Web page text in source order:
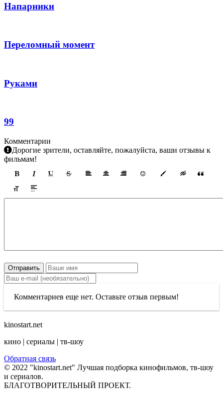
Напарники
Переломный момент
Руками
99
Комментарии
Дорогие зрители, оставляйте, пожалуйста, ваши отзывы к
фильмам!
Отправить
Комментариев еще нет. Оставьте отзыв первым!
kinostart.net
кино | сериалы | тв-шоу
Обратная связь
© 2022 "kinostart.net" Лучшая подборка кинофильмов, тв-шоу
и сериалов.
БЛАГОТВОРИТЕЛЬНЫЙ ПРОЕКТ.